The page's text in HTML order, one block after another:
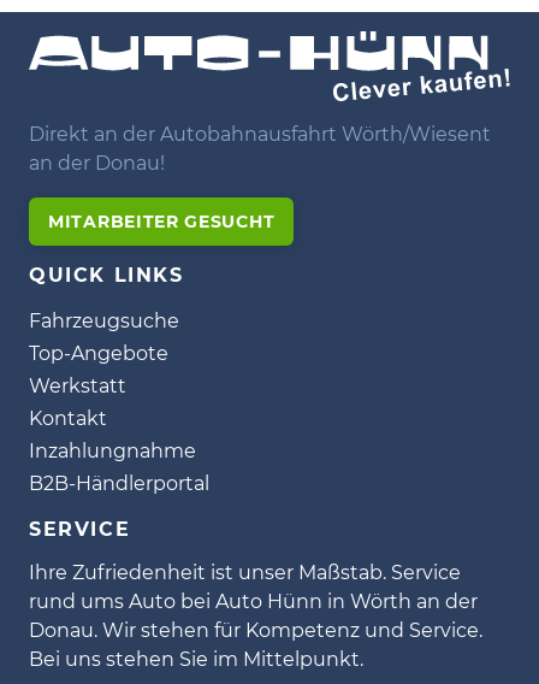
Direkt an der Autobahnausfahrt Wörth/Wiesent
an der Donau!
MITARBEITER GESUCHT
QUICK LINKS
Fahrzeugsuche
Top-Angebote
Werkstatt
Kontakt
Inzahlungnahme
B2B-Händlerportal
SERVICE
Ihre Zufriedenheit ist unser Maßstab. Service
rund ums Auto bei Auto Hünn in Wörth an der
Donau. Wir stehen für Kompetenz und Service.
Bei uns stehen Sie im Mittelpunkt.